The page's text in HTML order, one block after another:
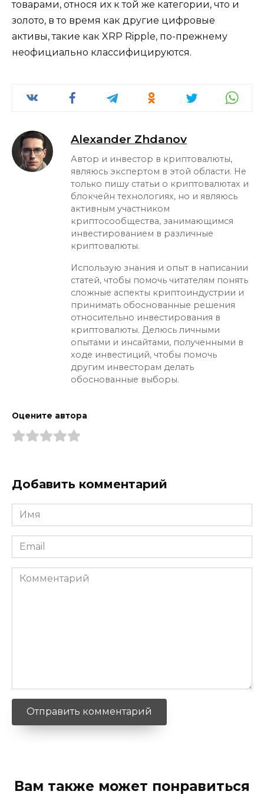
товарами, относя их к той же категории, что и
золото, в то время как другие цифровые
активы, такие как XRP Ripple, по-прежнему
неофициально классифицируются.
Alexander Zhdanov
Автор и инвестор в криптовалюты,
являюсь экспертом в этой области. Не
только пишу статьи о криптовалютах и
блокчейн технологиях, но и являюсь
активным участником
криптосообщества, занимающимся
инвестированием в различные
криптовалюты.
Использую знания и опыт в написании
статей, чтобы помочь читателям понять
сложные аспекты криптоиндустрии и
принимать обоснованные решения
относительно инвестирования в
криптовалюты. Делюсь личными
опытами и инсайтами, полученными в
ходе инвестиций, чтобы помочь
другим инвесторам делать
обоснованные выборы.
Оцените автора
Добавить комментарий
Имя
*
Email
*
Комментарий
Вам также может понравиться